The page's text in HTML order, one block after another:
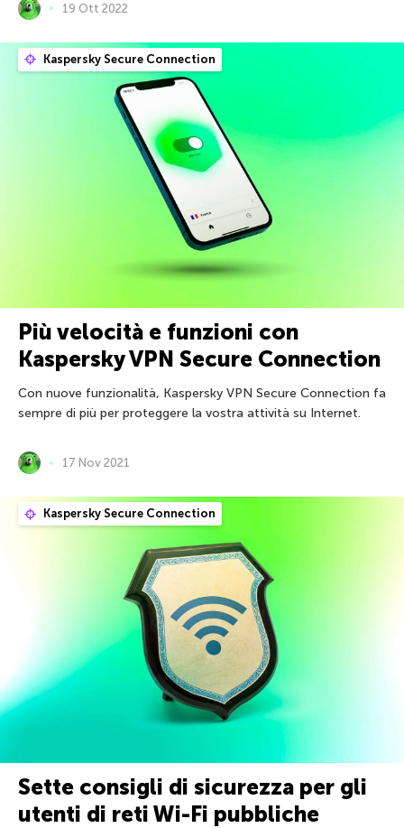
19 Ott 2022
Kaspersky Secure Connection
Più velocità e funzioni con
Kaspersky VPN Secure Connection
Con nuove funzionalità, Kaspersky VPN Secure Connection fa
sempre di più per proteggere la vostra attività su Internet.
17 Nov 2021
Kaspersky Secure Connection
Sette consigli di sicurezza per gli
utenti di reti Wi-Fi pubbliche